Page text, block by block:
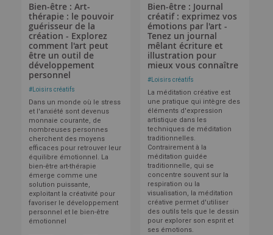
Bien-être : Art-
thérapie : le pouvoir
guérisseur de la
création - Explorez
comment l'art peut
être un outil de
développement
personnel
# Loisirs créatifs
Dans un monde où le stress
et l'anxiété sont devenus
monnaie courante, de
nombreuses personnes
cherchent des moyens
efficaces pour retrouver leur
équilibre émotionnel. La
bien-être art-thérapie
émerge comme une
solution puissante,
exploitant la créativité pour
favoriser le développement
personnel et le bien-être
émotionnel
Bien-être : Journal
créatif : exprimez vos
émotions par l'art -
Tenez un journal
mêlant écriture et
illustration pour
mieux vous connaître
#Loisirs créatifs
La méditation créative est
une pratique qui intègre des
éléments d'expression
artistique dans les
techniques de méditation
traditionnelles.
Contrairement à la
méditation guidée
traditionnelle, qui se
concentre souvent sur la
respiration ou la
visualisation, la méditation
créative permet d'utiliser
des outils tels que le dessin
pour explorer son esprit et
ses émotions.